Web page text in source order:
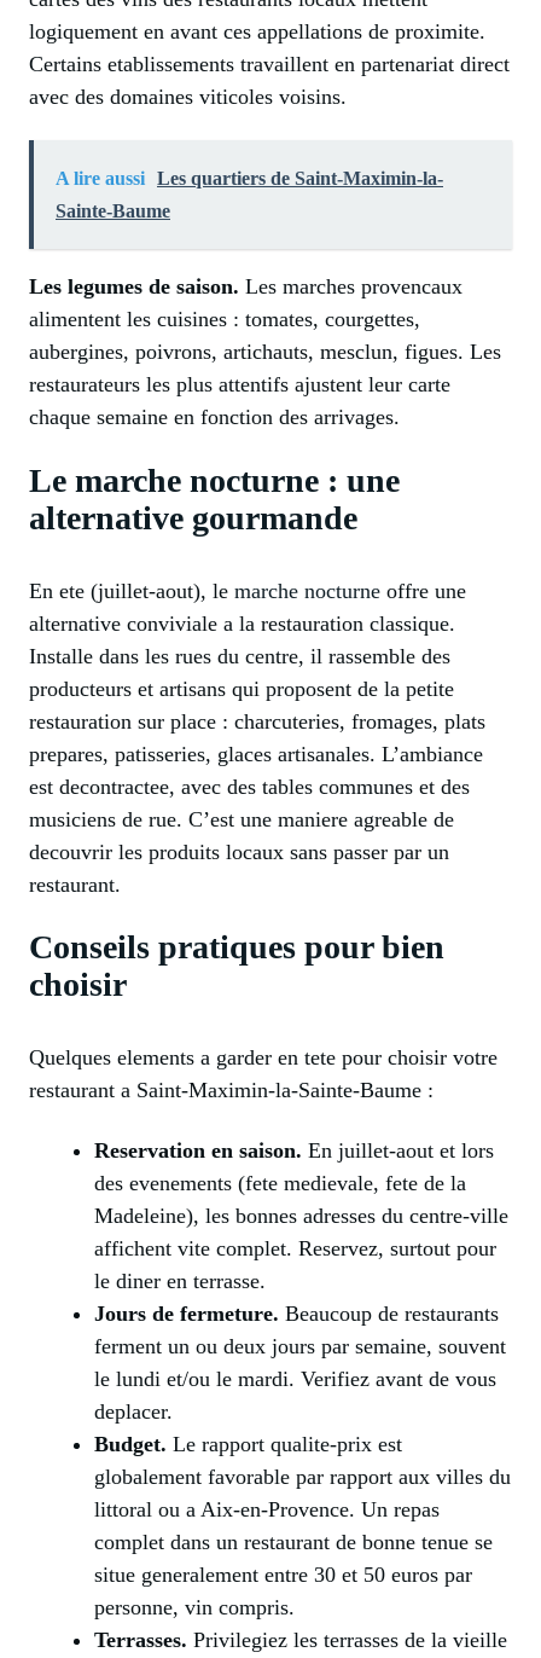
logiquement en avant ces appellations de proximite.
Certains etablissements travaillent en partenariat direct
avec des domaines viticoles voisins.
A lire aussi Les quartiers de Saint-Maximin-la-
Sainte-Baume
Les legumes de saison. Les marches provencaux
alimentent les cuisines : tomates, courgettes,
aubergines, poivrons, artichauts, mesclun, figues. Les
restaurateurs les plus attentifs ajustent leur carte
chaque semaine en fonction des arrivages.
Le marche nocturne : une
alternative gourmande
En ete (juillet-aout), le marche nocturne offre une
alternative conviviale a la restauration classique.
Installe dans les rues du centre, il rassemble des
producteurs et artisans qui proposent de la petite
restauration sur place : charcuteries, fromages, plats
prepares, patisseries, glaces artisanales. L’ambiance
est decontractee, avec des tables communes et des
musiciens de rue. C’est une maniere agreable de
decouvrir les produits locaux sans passer par un
restaurant.
Conseils pratiques pour bien
choisir
Quelques elements a garder en tete pour choisir votre
restaurant a Saint-Maximin-la-Sainte-Baume :
Reservation en saison. En juillet-aout et lors
des evenements (fete medievale, fete de la
Madeleine), les bonnes adresses du centre-ville
affichent vite complet. Reservez, surtout pour
le diner en terrasse.
Jours de fermeture. Beaucoup de restaurants
ferment un ou deux jours par semaine, souvent
le lundi et/ou le mardi. Verifiez avant de vous
deplacer.
Budget. Le rapport qualite-prix est
globalement favorable par rapport aux villes du
littoral ou a Aix-en-Provence. Un repas
complet dans un restaurant de bonne tenue se
situe generalement entre 30 et 50 euros par
personne, vin compris.
Terrasses. Privilegiez les terrasses de la vieille